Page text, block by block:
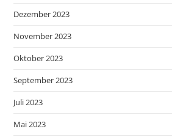
Dezember 2023
November 2023
Oktober 2023
September 2023
Juli 2023
Mai 2023